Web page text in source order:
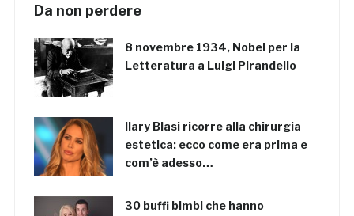
Da non perdere
8 novembre 1934, Nobel per la
Letteratura a Luigi Pirandello
Ilary Blasi ricorre alla chirurgia
estetica: ecco come era prima e
com’è adesso…
30 buffi bimbi che hanno